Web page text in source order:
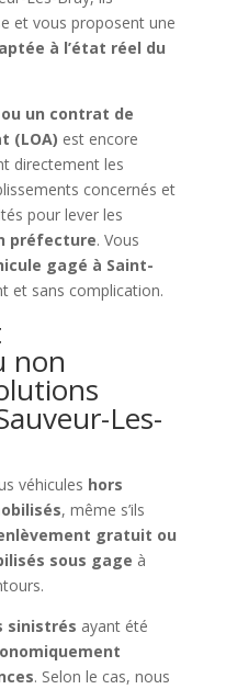
et vous proposent une
à l’état réel du
un contrat de
(LOA) est encore
directement les
concernés et
pour lever les
préfecture. Vous
gagé à Saint-
et sans complication.
non
Les-
véhicules hors
, même s’ils
gratuit ou
sous gage à
sinistrés ayant été
. Selon le cas, nous